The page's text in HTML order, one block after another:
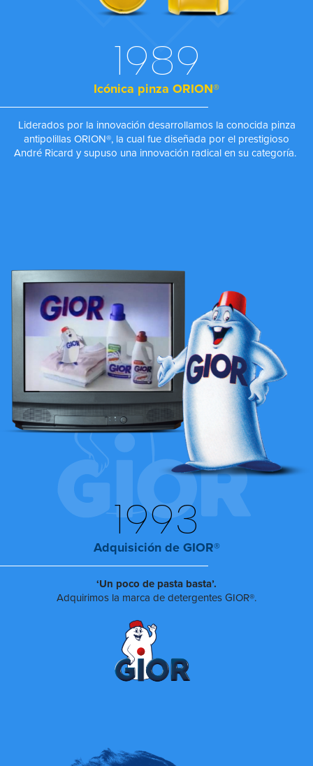
1989
Icónica pinza ORION®
Liderados por la innovación desarrollamos la conocida pinza
antipolillas ORION®, la cual fue diseñada por el prestigioso
André Ricard y supuso una innovación radical en su categoría.
1993
Adquisición de GIOR®
‘Un poco de pasta basta’.
Adquirimos la marca de detergentes GIOR®.